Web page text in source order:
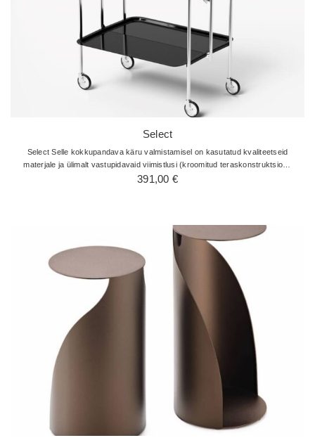
Select
Select Selle kokkupandava käru valmistamisel on kasutatud kvaliteetseid
materjale ja ülimalt vastupidavaid viimistlusi (kroomitud teraskonstruktsioon
ja vormplaadialused), et tagada selle igavese tüki struktuurne terviklikkus.…
391,00 €